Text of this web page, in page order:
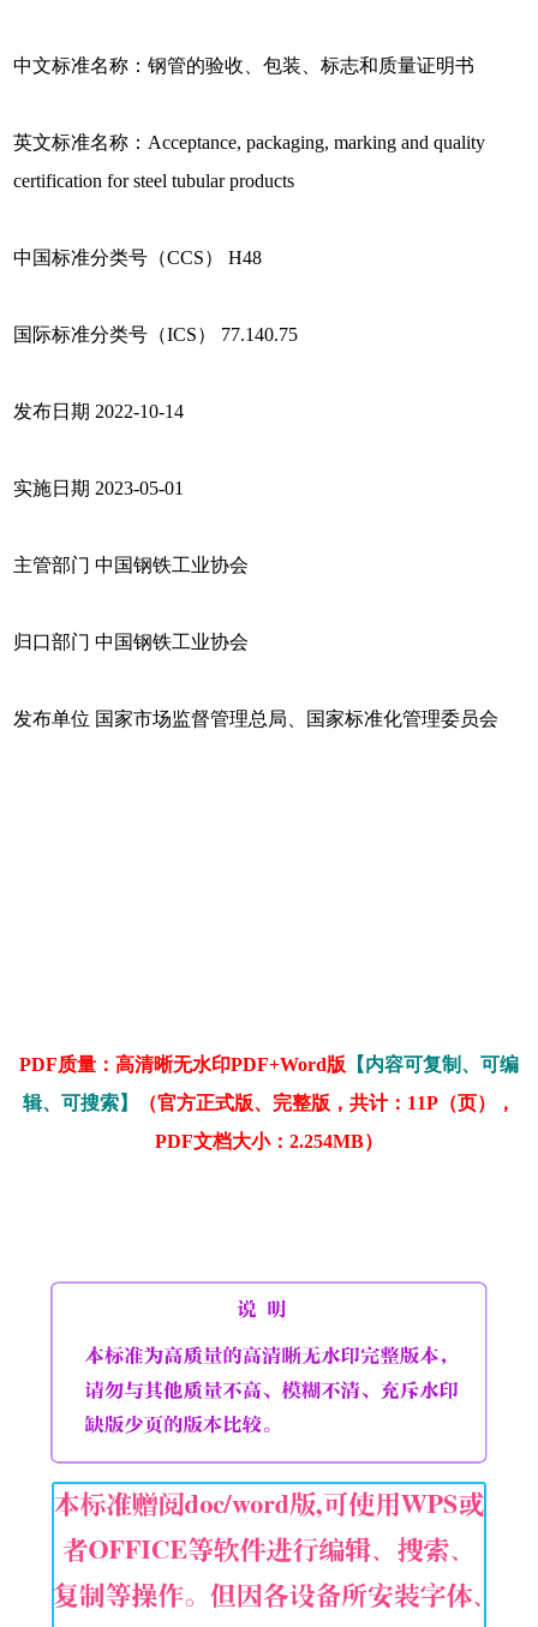
中文标准名称：钢管的验收、包装、标志和质量证明书
英文标准名称：Acceptance, packaging, marking and quality
certification for steel tubular products
中国标准分类号（CCS） H48
国际标准分类号（ICS） 77.140.75
发布日期 2022-10-14
实施日期 2023-05-01
主管部门 中国钢铁工业协会
归口部门 中国钢铁工业协会
发布单位 国家市场监督管理总局、国家标准化管理委员会
PDF质量：高清晰无水印PDF+Word版 【内容可复制、可编
辑、可搜索】
（官方正式版、完整版，共计：11P（页），
PDF文档大小：2.254MB）